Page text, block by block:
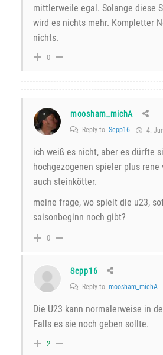
mittlerweile egal. Solange diese
wird es nichts mehr. Kompletter
nichts.
0
moosham_michA
Reply to Sepp16 4.
ich weiß es nicht, aber es dürfte
hochgezogenen spieler plus
auch steinkötter.
meine frage, wo spielt die u23,
saisonbeginn noch gibt?
0
Sepp16
Reply to moosham_michA
Die U23 kann normalerweise in
Falls es sie noch geben sollte.
2